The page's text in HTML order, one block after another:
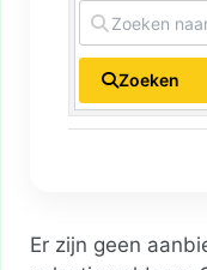
Zoeken
Er zijn geen